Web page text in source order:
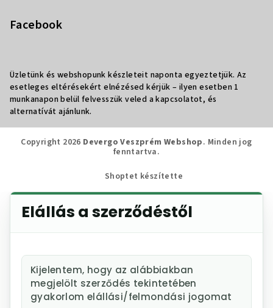
Facebook
Üzletünk és webshopunk készleteit naponta egyeztetjük. Az
esetleges eltérésekért elnézésed kérjük – ilyen esetben 1
munkanapon belül felvesszük veled a kapcsolatot, és
alternatívát ajánlunk.
Copyright 2026 Devergo Veszprém Webshop. Minden jog
fenntartva.
Shoptet készítette
Elállás a szerződéstől
Kijelentem, hogy az alábbiakban
megjelölt szerződés tekintetében
gyakorlom elállási/felmondási jogomat